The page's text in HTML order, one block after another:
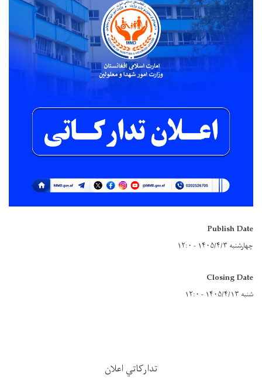
Publish Date
چهارشنبه ۱۴۰۵/۴/۳ - ۱۲:۰
Closing Date
شنبه ۱۴۰۵/۴/۱۳ - ۱۲:۰
تدارکاتي اعلان